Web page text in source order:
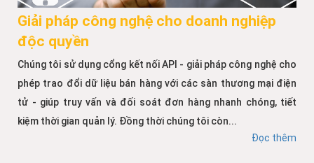
Giải pháp công nghệ cho doanh nghiệp
độc quyền
Chúng tôi sử dụng cổng kết nối API - giải pháp công nghệ cho
phép trao đổi dữ liệu bán hàng với các sàn thương mại điện
tử - giúp truy vấn và đối soát đơn hàng nhanh chóng, tiết
kiệm thời gian quản lý. Đồng thời chúng tôi còn...
Đọc thêm